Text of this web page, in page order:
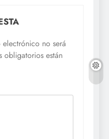
no será
obligatorios están